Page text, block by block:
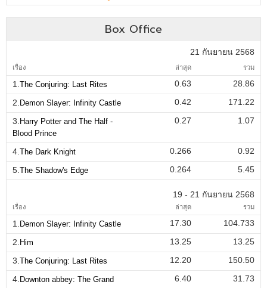
Box Office
21 กันยายน 2568
เรื่อง ล่าสุด รวม
1. The Conjuring: Last Rites 0.63
28.86
2. Demon Slayer: Infinity Castle 0.42
171.22
3. Harry Potter and The Half -
Blood Prince
0.27 1.07
4. The Dark Knight 0.266
0.92
5. The Shadow's Edge 0.264 5.45
19 - 21 กันยายน 2568
เรื่อง ล่าสุด รวม
1. Demon Slayer: Infinity Castle 17.30
104.733
2. Him 13.25
13.25
3. The Conjuring: Last Rites 12.20
150.50
4. Downton abbey: The Grand
6.40 31.73